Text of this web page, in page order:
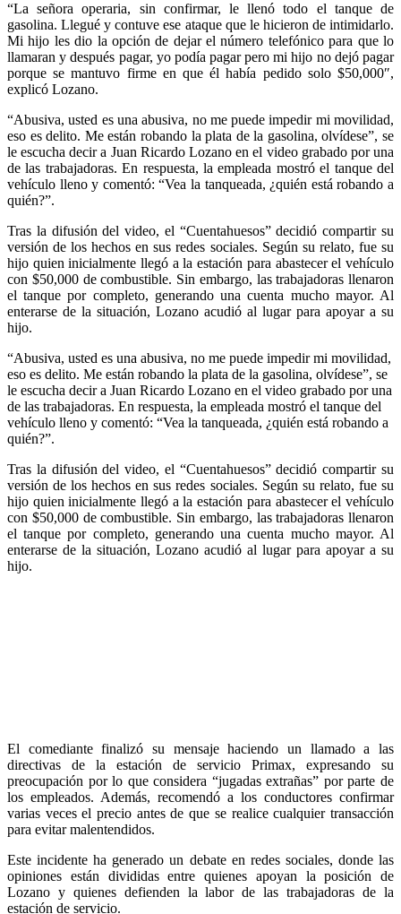
“La señora operaria, sin confirmar, le llenó todo el tanque de
gasolina. Llegué y contuve ese ataque que le hicieron de intimidarlo.
Mi hijo les dio la opción de dejar el número telefónico para que lo
llamaran y después pagar, yo podía pagar pero mi hijo no dejó pagar
porque se mantuvo firme en que él había pedido solo $50,000″,
explicó Lozano.
“Abusiva, usted es una abusiva, no me puede impedir mi movilidad,
eso es delito. Me están robando la plata de la gasolina, olvídese”, se
le escucha decir a Juan Ricardo Lozano en el video grabado por una
de las trabajadoras. En respuesta, la empleada mostró el tanque del
vehículo lleno y comentó: “Vea la tanqueada, ¿quién está robando a
quién?”.
Tras la difusión del video, el “Cuentahuesos” decidió compartir su
versión de los hechos en sus redes sociales. Según su relato, fue su
hijo quien inicialmente llegó a la estación para abastecer el vehículo
con $50,000 de combustible. Sin embargo, las trabajadoras llenaron
el tanque por completo, generando una cuenta mucho mayor. Al
enterarse de la situación, Lozano acudió al lugar para apoyar a su
hijo.
“Abusiva, usted es una abusiva, no me puede impedir mi movilidad,
eso es delito. Me están robando la plata de la gasolina, olvídese”, se
le escucha decir a Juan Ricardo Lozano en el video grabado por una
de las trabajadoras. En respuesta, la empleada mostró el tanque del
vehículo lleno y comentó: “Vea la tanqueada, ¿quién está robando a
quién?”.
Tras la difusión del video, el “Cuentahuesos” decidió compartir su
versión de los hechos en sus redes sociales. Según su relato, fue su
hijo quien inicialmente llegó a la estación para abastecer el vehículo
con $50,000 de combustible. Sin embargo, las trabajadoras llenaron
el tanque por completo, generando una cuenta mucho mayor. Al
enterarse de la situación, Lozano acudió al lugar para apoyar a su
hijo.
El comediante finalizó su mensaje haciendo un llamado a las
directivas de la estación de servicio Primax, expresando su
preocupación por lo que considera “jugadas extrañas” por parte de
los empleados. Además, recomendó a los conductores confirmar
varias veces el precio antes de que se realice cualquier transacción
para evitar malentendidos.
Este incidente ha generado un debate en redes sociales, donde las
opiniones están divididas entre quienes apoyan la posición de
Lozano y quienes defienden la labor de las trabajadoras de la
estación de servicio.